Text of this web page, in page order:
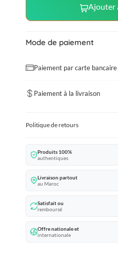
Ajouter
Mode de paiement
Paiement par carte bancaire
Paiement à la livraison
Politique de retours
Produits 100%
authentiques
Livraison partout
au Maroc
Satisfait ou
remboursé
Offre nationale et
internationale